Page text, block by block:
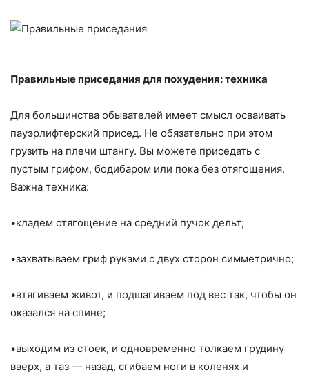
Правильные приседания для похудения: техника
Для большинства обывателей имеет смысл осваивать
пауэрлифтерский присед. Не обязательно при этом
грузить на плечи штангу. Вы можете приседать с
пустым грифом, бодибаром или пока без отягощения.
Важна техника:
•кладем отягощение на средний пучок дельт;
•захватываем гриф руками с двух сторон симметрично;
•втягиваем живот, и подшагиваем под вес так, чтобы он
оказался на спине;
•выходим из стоек, и одновременно толкаем грудину
вверх, а таз — назад, сгибаем ноги в коленях и